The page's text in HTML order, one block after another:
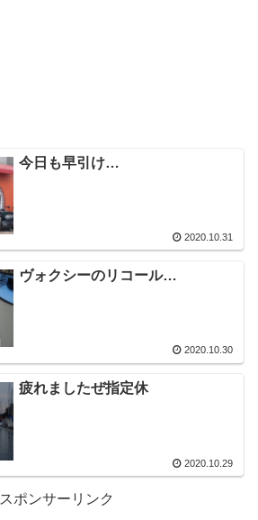
今日も早引け…
2020.10.31
ヴォクシーのリコール…
2020.10.30
疲れましたぜ指定休
2020.10.29
スポンサーリンク